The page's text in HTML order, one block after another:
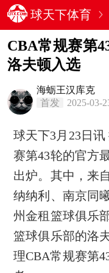
球天下体育
CBA常规赛第
洛夫顿入选
海蛎王汉库克
首发
2025-03-
球天下3月23日
赛第43轮的官方
出炉。其中，来
纳纳利、南京同
州金租篮球俱乐
篮球俱乐部的洛
理CBA常规赛第